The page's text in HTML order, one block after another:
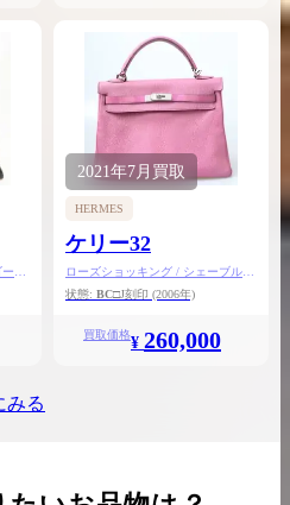
ル
2021年7月 買取
HERMES
ケリー32
ローズショッキング / シェーブル /
シルバー金具
状態: BC□J刻印 (2006年)
買取価格¥ 260,000
みる